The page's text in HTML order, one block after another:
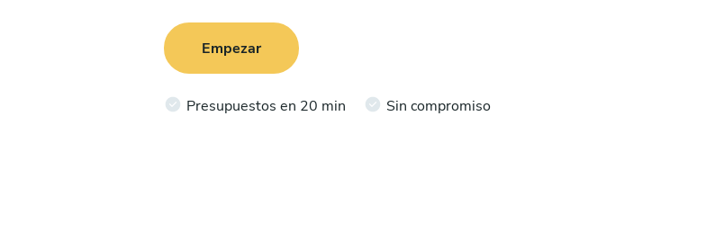
Empezar
Presupuestos en 20 min Sin compromiso